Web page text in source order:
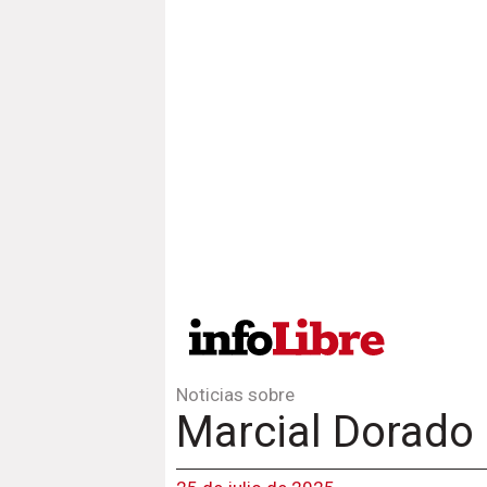
Noticias sobre
Marcial Dorado